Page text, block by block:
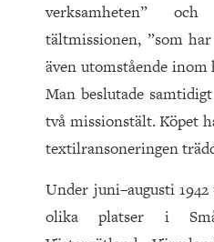
verksamheten”
tältmissionen, ”som
även utomstående
Man beslutade
två missionstält. Köpet
textilransoneringen
Under juni–augusti
olika platser i